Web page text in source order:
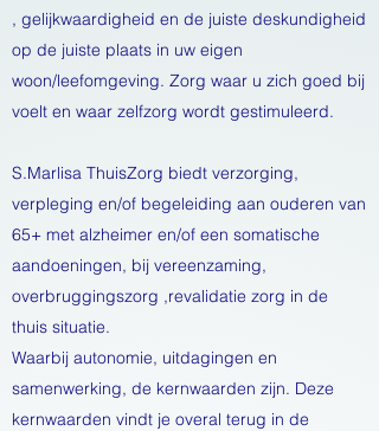
, gelijkwaardigheid en de juiste deskundigheid
op de juiste plaats in uw eigen
woon/leefomgeving. Zorg waar u zich goed bij
voelt en waar zelfzorg wordt gestimuleerd.
S.Marlisa ThuisZorg biedt verzorging,
verpleging en/of begeleiding aan ouderen van
65+ met alzheimer en/of een somatische
aandoeningen, bij vereenzaming,
overbruggingszorg ,revalidatie zorg in de
thuis situatie.
Waarbij autonomie, uitdagingen en
samenwerking, de kernwaarden zijn. Deze
kernwaarden vindt je overal terug in de